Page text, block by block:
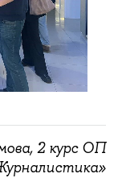
2 курс ОП